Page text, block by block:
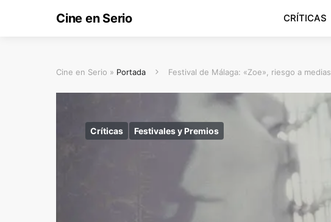
Cine en Serio CRÍTICAS
Cine en Serio » Portada Festival de Málaga: «Zoe», riesgo a medias
Críticas Festivales y Premios